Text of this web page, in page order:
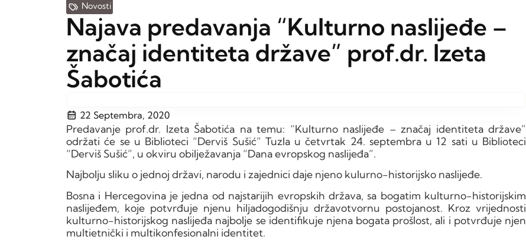
Novosti
Najava predavanja “Kulturno naslijeđe –
značaj identiteta države” prof.dr. Izeta
Šabotića
22 Septembra, 2020
Predavanje prof.dr. Izeta Šabotića na temu: “Kulturno naslijeđe – značaj identiteta države”
održati će se u Biblioteci “Derviš Sušić” Tuzla u četvrtak 24. septembra u 12 sati u Biblioteci
“Derviš Sušić”, u okviru obilježavanja “Dana evropskog naslijeđa”.
Najbolju sliku o jednoj državi, narodu i zajednici daje njeno kulurno-historijsko naslijeđe.
Bosna i Hercegovina je jedna od najstarijih evropskih država, sa bogatim kulturno-historijskim
naslijeđem, koje potvrđuje njenu hiljadogodišnju državotvornu postojanost. Kroz vrijednosti
kulturno-historijskog naslijeđa najbolje se identifikuje njena bogata prošlost, ali i potvrđuje njen
multietnički i multikonfesionalni identitet.